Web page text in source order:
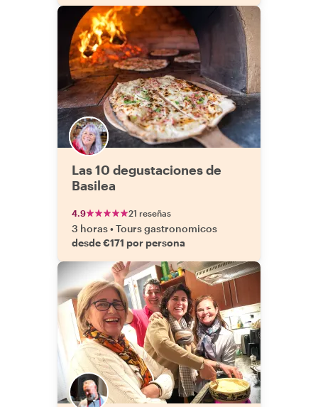
Las 10 degustaciones de
Basilea
4.9 21 reseñas
3 horas•Tours gastronomicos
desde €171 por persona